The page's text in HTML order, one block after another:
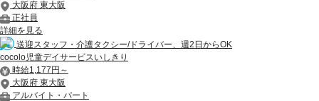
大阪府 東大阪
正社員
詳細を見る
送迎スタッフ・介護タクシー/ドライバー、週2日からOK
cocolo児童デイサービスいしきり
時給1,177円～
大阪府 東大阪
アルバイト・パート